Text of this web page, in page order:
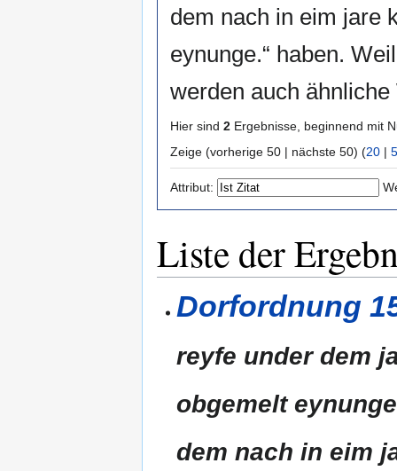
dem nach in eim jare
eynunge.“ haben.
werden auch
Hier sind 2 Ergebnisse, beginnend mit
Zeige (vorherige 50 | nächste 50) (20 |
Attribut:
Liste der
Dorfordnung
reyfe under dem
obgemelt
dem nach in eim